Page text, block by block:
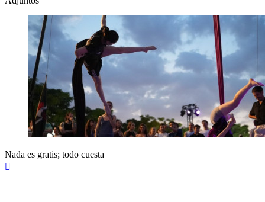
Nada es gratis; todo cuesta